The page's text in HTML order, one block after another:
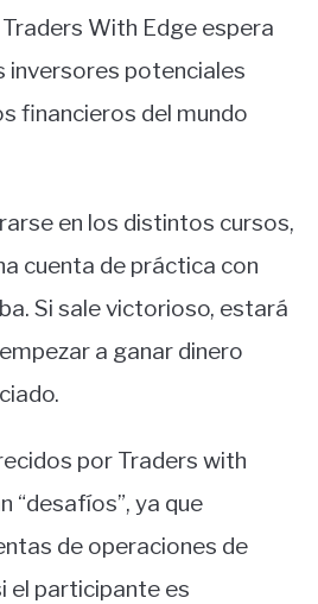
With Edge espera
inversores potenciales
financieros del mundo
en los distintos cursos,
cuenta de práctica con
Si sale victorioso, estará
a ganar dinero
por Traders with
“desafíos”, ya que
de operaciones de
el participante es